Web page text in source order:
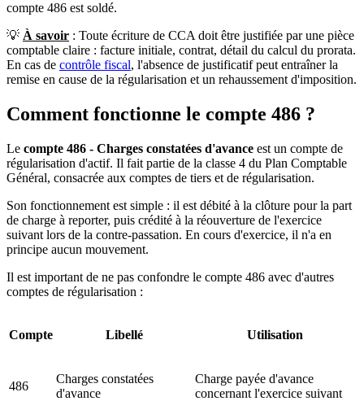
compte 486 est soldé.
💡 À savoir : Toute écriture de CCA doit être justifiée par une pièce
comptable claire : facture initiale, contrat, détail du calcul du prorata.
En cas de contrôle fiscal, l'absence de justificatif peut entraîner la
remise en cause de la régularisation et un rehaussement d'imposition.
Comment fonctionne le compte 486 ?
Le compte 486 - Charges constatées d'avance est un compte de
régularisation d'actif. Il fait partie de la classe 4 du Plan Comptable
Général, consacrée aux comptes de tiers et de régularisation.
Son fonctionnement est simple : il est débité à la clôture pour la part
de charge à reporter, puis crédité à la réouverture de l'exercice
suivant lors de la contre-passation. En cours d'exercice, il n'a en
principe aucun mouvement.
Il est important de ne pas confondre le compte 486 avec d'autres
comptes de régularisation :
Compte Libellé Utilisation
486
Charges constatées
d'avance
Charge payée d'avance
concernant l'exercice suivant